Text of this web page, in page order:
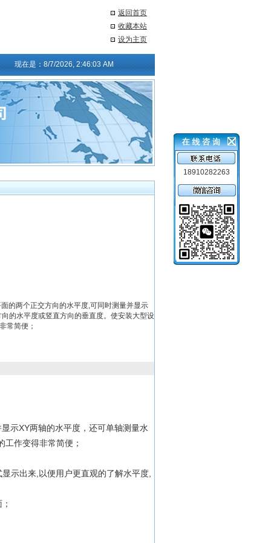
返回首页
收藏本站
设为主页
现在是： 8/7/2026, 2:46:03 AM
的两个正交方向的水平度,可同时测量并显示
的水平度或竖直方向的垂直度。使安装大型设
常简便；
示XY两轴的水平度，还可单轴测量水
作变得非常简便；
示出来,以便用户更直观的了解水平度,
18910282263